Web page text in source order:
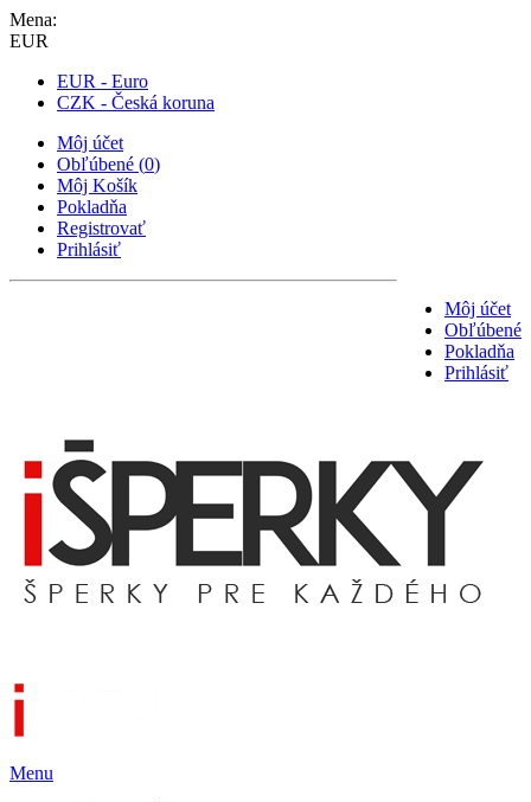
Mena:
EUR
EUR - Euro
CZK - Česká koruna
Môj účet
Obľúbené (0)
Môj Košík
Pokladňa
Registrovať
Prihlásiť
Môj účet
Obľúbené
Pokladňa
Prihlásiť
Menu